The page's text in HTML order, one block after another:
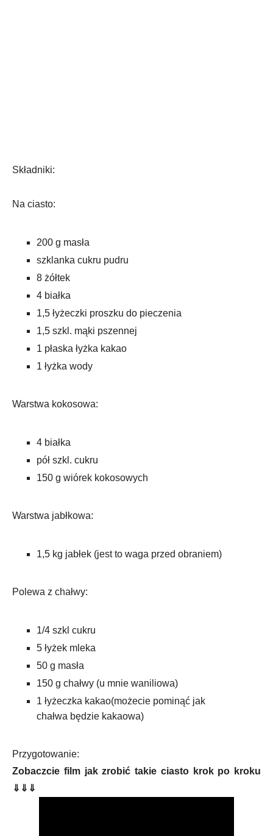
Składniki:
Na ciasto:
200 g masła
szklanka cukru pudru
8 żółtek
4 białka
1,5 łyżeczki proszku do pieczenia
1,5 szkl. mąki pszennej
1 płaska łyżka kakao
1 łyżka wody
Warstwa kokosowa:
4 białka
pół szkl. cukru
150 g wiórek kokosowych
Warstwa jabłkowa:
1,5 kg jabłek (jest to waga przed obraniem)
Polewa z chałwy:
1/4 szkl cukru
5 łyżek mleka
50 g masła
150 g chałwy (u mnie waniliowa)
1 łyżeczka kakao(możecie pominąć jak
chałwa będzie kakaowa)
Przygotowanie:
Zobaczcie film jak zrobić takie ciasto krok po kroku
⇓⇓⇓